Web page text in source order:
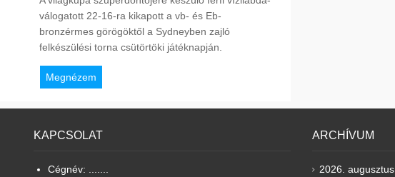
válogatott 22-16-ra kikapott a vb- és Eb-
bronzérmes görögöktől a Sydneyben zajló
felkészülési torna csütörtöki játéknapján.
Megnézem
KAPCSOLAT
Cégnév: .......
ARCHÍVUM
2026. augusztus